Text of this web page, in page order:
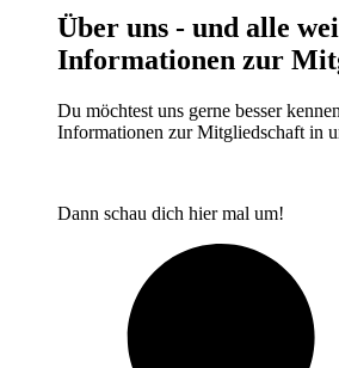
Über uns - und alle
Informationen zur
Du möchtest uns gerne besser
Informationen zur Mitgliedschaft in
Dann schau dich hier mal um!